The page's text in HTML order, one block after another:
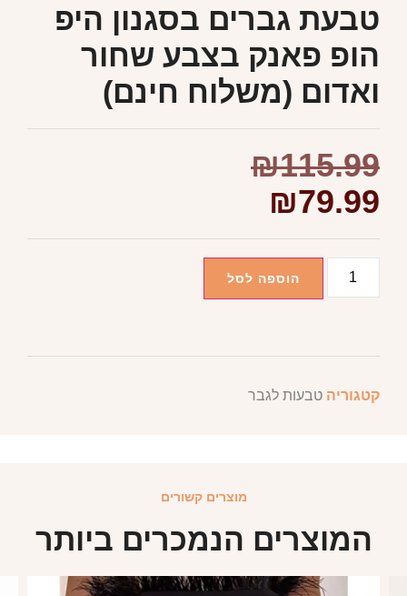
טבעת גברים בסגנון היפ
הופ פאנק בצבע שחור
ואדום (משלוח חינם)
₪115.99
₪79.99
הוספה לסל
קטגוריה טבעות לגבר
מוצרים קשורים
המוצרים הנמכרים ביותר